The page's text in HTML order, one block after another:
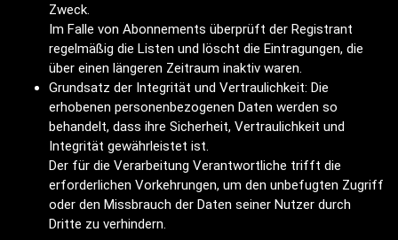
Zweck.
Im Falle von Abonnements überprüft der Registrant
regelmäßig die Listen und löscht die Eintragungen, die
über einen längeren Zeitraum inaktiv waren.
Grundsatz der Integrität und Vertraulichkeit: Die
erhobenen personenbezogenen Daten werden so
behandelt, dass ihre Sicherheit, Vertraulichkeit und
Integrität gewährleistet ist.
Der für die Verarbeitung Verantwortliche trifft die
erforderlichen Vorkehrungen, um den unbefugten Zugriff
oder den Missbrauch der Daten seiner Nutzer durch
Dritte zu verhindern.